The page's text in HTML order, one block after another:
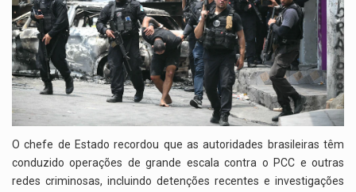
O chefe de Estado recordou que as autoridades brasileiras têm
conduzido operações de grande escala contra o PCC e outras
redes criminosas, incluindo detenções recentes e investigações